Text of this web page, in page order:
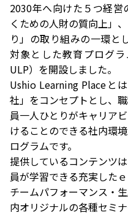
2030年へ向けた５つ経
くための人財の質向上」
り」の取り組みの一環と
対象とした教育プログ
ULP）を開設しました。
Ushio Learning Placeと
社」をコンセプトとし、
員一人ひとりがキャリア
けることのできる社内環
ログラムです。
提供しているコンテンツ
員が学習できる充実した
チームパフォーマンス・
内オリジナルの各種セミナ